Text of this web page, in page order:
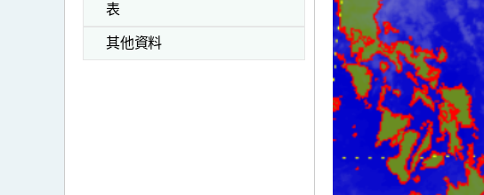
表
其他資料